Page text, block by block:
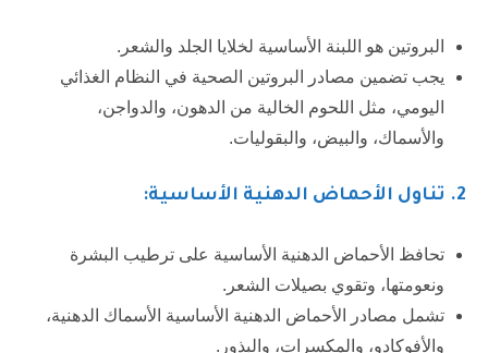
البروتين هو اللبنة الأساسية لخلايا الجلد والشعر.
يجب تضمين مصادر البروتين الصحية في النظام الغذائي
اليومي، مثل اللحوم الخالية من الدهون، والدواجن،
والأسماك، والبيض، والبقوليات.
2. تناول الأحماض الدهنية الأساسية:
تحافظ الأحماض الدهنية الأساسية على ترطيب البشرة
ونعومتها، وتقوي بصيلات الشعر.
تشمل مصادر الأحماض الدهنية الأساسية الأسماك الدهنية،
والأفوكادو، والمكسرات، والبذور.